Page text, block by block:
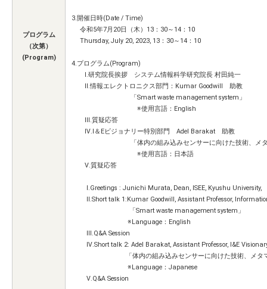
プログラム
（次第）
(Program)
3.開催日時(Date / Time)
令和5年7月20日（木）13：30～14：10
Thursday, July 20, 2023, 13：30～14：10
4.プログラム(Program)
Ⅰ.研究院長挨拶 システム情報科学研究院長 村田純一
Ⅱ.情報エレクトロニクス部門：Kumar Goodwill 助教
「Smart waste management system」
※使用言語：English
Ⅲ.質疑応答
Ⅳ.I＆Eビジョナリー特別部門 Adel Barakat 助教
「体内の組み込みセンサーに向けた技術、メタマテ
※使用言語：日本語
Ⅴ.質疑応答
Ⅰ.Greetings : Junichi Murata, Dean, ISEE, Kyushu University,
Ⅱ.Short talk 1:Kumar Goodwill, Assistant Professor,
「Smart waste management system」
※Language：English
Ⅲ.Q&A Session
Ⅳ.Short talk 2: Adel Barakat, Assistant Professor, I&E
「体内の組み込みセンサーに向けた技術、メタマテリ
※Language：Japanese
Ⅴ.Q&A Session